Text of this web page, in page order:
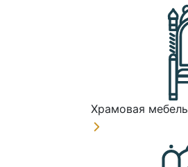
Храмовая мебель